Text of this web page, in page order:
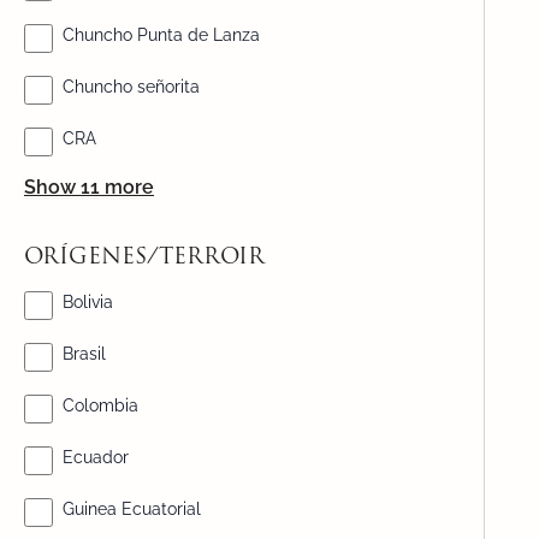
Chuncho Punta de Lanza
Chuncho señorita
CRA
Show 11 more
ORÍGENES/TERROIR
Bolivia
Brasil
Colombia
Ecuador
Guinea Ecuatorial